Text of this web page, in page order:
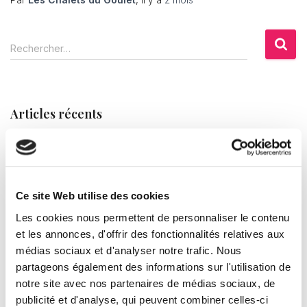
Ce site Web utilise des cookies
Les cookies nous permettent de personnaliser le contenu
et les annonces, d'offrir des fonctionnalités relatives aux
médias sociaux et d'analyser notre trafic. Nous
partageons également des informations sur l'utilisation de
notre site avec nos partenaires de médias sociaux, de
publicité et d'analyse, qui peuvent combiner celles-ci
R
e
r
Rechercher…
Articles récents
GR7 en Lozère : la ligne de partage des eaux sur le Mont
GTMC en Lozère : étape Mont Lozère et hébergement
VTT au Bleymard
GR70 Chemin de Stevenson : guide complet pour
randonner en Lozère (étapes, hébergements, conseils)
Bonjour tout le monde !